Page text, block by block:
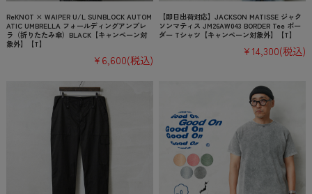
ReKNOT × WAIPER U/L SUNBLOCK AUTOM
ATIC UMBRELLA フォールディングアンブレ
ラ（折りたたみ傘）BLACK【キャンペーン対
象外】【T】
¥6,600(税込)
【即日出荷対応】JACKSON MATISSE ジャク
ソンマティス JM26AW043 BORDER Tee ボー
ダー Tシャツ【キャンペーン対象外】【T】
¥14,300(税込)